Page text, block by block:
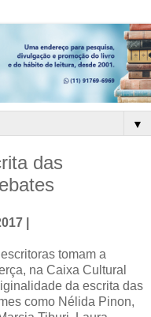
▼
das
|
tomam a
na Caixa Cultural
da escrita das
como Nélida Pinon,